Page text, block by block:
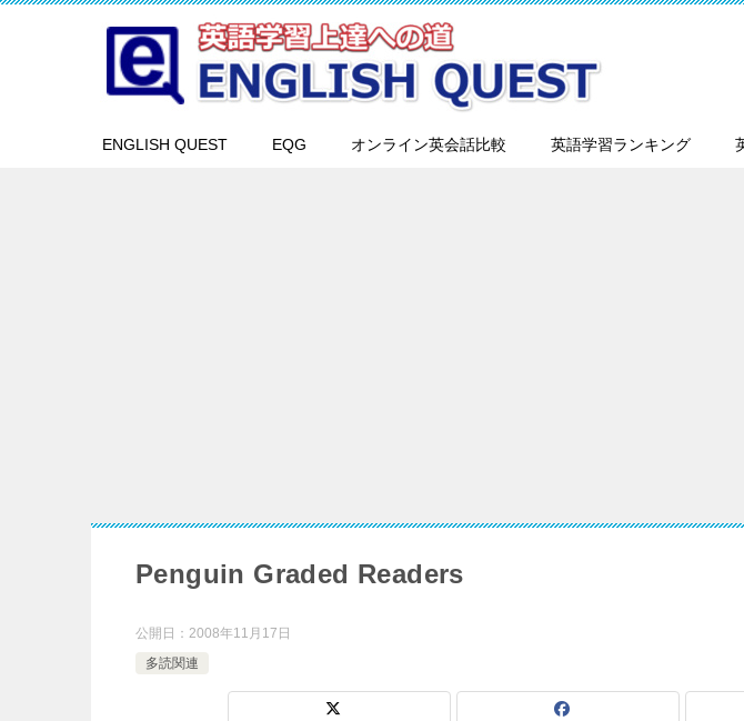
ENGLISH QUEST EQG オンライン英会話比較 英語学習ランキング
Penguin Graded Readers
公開日： 2008年11月17日
多読関連